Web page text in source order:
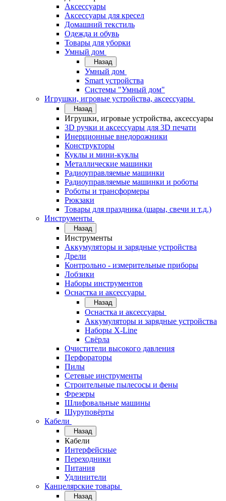
Аксессуары
Аксессуары для кресел
Домашний текстиль
Одежда и обувь
Товары для уборки
Умный дом
Назад
Умный дом
Smart устройства
Системы "Умный дом"
Игрушки, игровые устройства, аксессуары
Назад
Игрушки, игровые устройства, аксессуары
3D ручки и аксессуары для 3D печати
Инерционные внедорожники
Конструкторы
Куклы и мини-куклы
Металлические машинки
Радиоуправляемые машинки
Радиоуправляемые машинки и роботы
Роботы и трансформеры
Рюкзаки
Товары для праздника (шары, свечи и т.д.)
Инструменты
Назад
Инструменты
Аккумуляторы и зарядные устройства
Дрели
Контрольно - измерительные приборы
Лобзики
Наборы инструментов
Оснастка и аксессуары
Назад
Оснастка и аксессуары
Аккумуляторы и зарядные устройства
Наборы X-Line
Свёрла
Очистители высокого давления
Перфораторы
Пилы
Сетевые инструменты
Строительные пылесосы и фены
Фрезеры
Шлифовальные машины
Шуруповёрты
Кабели
Назад
Кабели
Интерфейсные
Переходники
Питания
Удлинители
Канцелярские товары
Назад